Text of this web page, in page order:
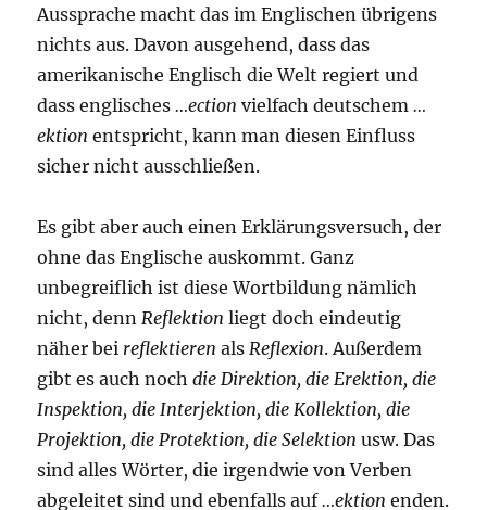
Aussprache macht das im Englischen übrigens
nichts aus. Davon ausgehend, dass das
amerikanische Englisch die Welt regiert und
dass englisches…ection vielfach deutschem…
ektion entspricht, kann man diesen Einfluss
sicher nicht ausschließen.
Es gibt aber auch einen Erklärungsversuch, der
ohne das Englische auskommt. Ganz
unbegreiflich ist diese Wortbildung nämlich
nicht, denn Reflektion liegt doch eindeutig
näher bei reflektieren als Reflexion. Außerdem
gibt es auch nochdie Direktion, die Erektion, die
Inspektion, die Interjektion, die Kollektion, die
Projektion, die Protektion, die Selektion usw. Das
sind alles Wörter, die irgendwie von Verben
abgeleitet sind und ebenfalls auf…ektion enden.